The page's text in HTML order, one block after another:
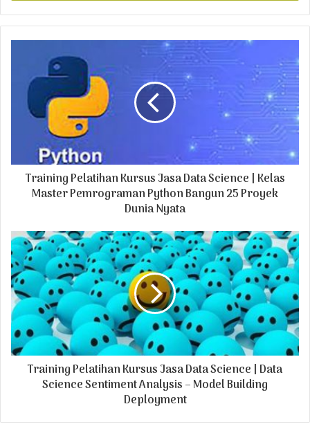
y
s
Training Pelatihan Kursus Jasa Data Science | Kelas
Master Pemrograman Python Bangun 25 Proyek
Dunia Nyata
Training Pelatihan Kursus Jasa Data Science | Data
Science Sentiment Analysis – Model Building
Deployment